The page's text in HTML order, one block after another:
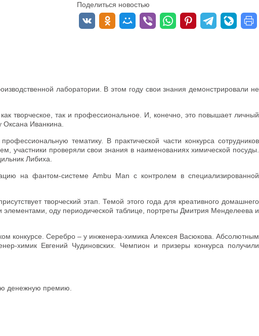
Поделиться новостью
лаборатории. В этом году свои знания демонстрировали не
творческое, так и профессиональное. И, конечно, это повышает личный
Иванкина.
тематику. В практической части конкурса сотрудников
участники проверяли свои знания в наименованиях химической посуды.
Либиха.
на фантом-системе Ambu Man с контролем в специализированной
творческий этап. Темой этого года для креативного домашнего
оду периодической таблице, портреты Дмитрия Менделеева и
конкурсе. Серебро – у инженера-химика Алексея Васюкова. Абсолютным
химик Евгений Чудиновских. Чемпион и призеры конкурса получили
денежную премию.